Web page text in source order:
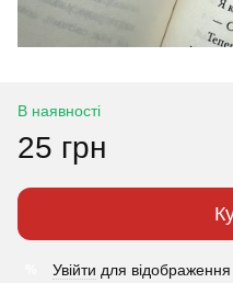
В наявності
25 грн
Увійти для